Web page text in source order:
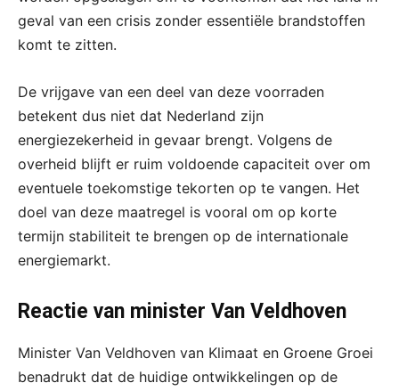
geval van een crisis zonder essentiële brandstoffen
komt te zitten.
De vrijgave van een deel van deze voorraden
betekent dus niet dat Nederland zijn
energiezekerheid in gevaar brengt. Volgens de
overheid blijft er ruim voldoende capaciteit over om
eventuele toekomstige tekorten op te vangen. Het
doel van deze maatregel is vooral om op korte
termijn stabiliteit te brengen op de internationale
energiemarkt.
Reactie van minister Van Veldhoven
Minister Van Veldhoven van Klimaat en Groene Groei
benadrukt dat de huidige ontwikkelingen op de